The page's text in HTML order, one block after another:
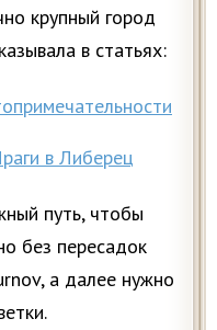
крупный город
в статьях:
в Либерец
путь, чтобы
без пересадок
а далее нужно